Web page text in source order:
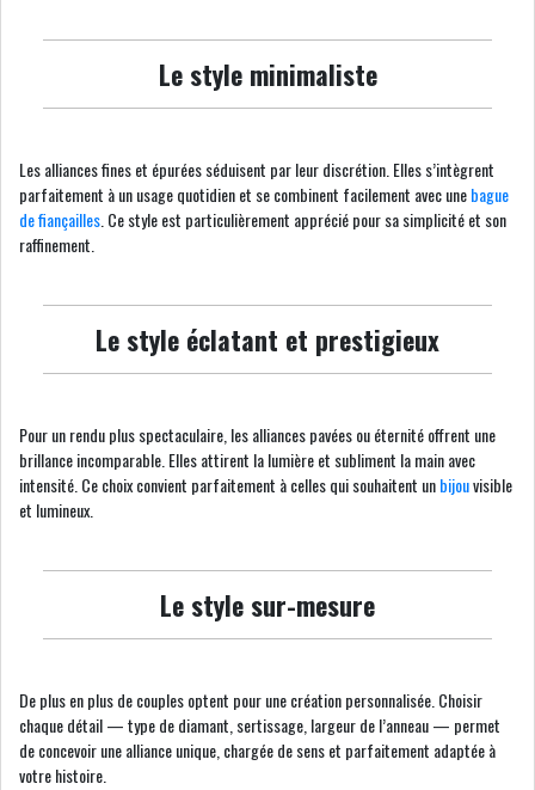
Le style minimaliste
Les alliances fines et épurées séduisent par leur discrétion. Elles s’intègrent
parfaitement à un usage quotidien et se combinent facilement avec unebague
de fiançailles . Ce style est particulièrement apprécié pour sa simplicité et son
raffinement.
Le style éclatant et prestigieux
Pour un rendu plus spectaculaire, les alliances pavées ou éternité offrent une
brillance incomparable. Elles attirent la lumière et subliment la main avec
intensité. Ce choix convient parfaitement à celles qui souhaitent unbijouvisible
et lumineux.
Le style sur-mesure
De plus en plus de couples optent pour une création personnalisée. Choisir
chaque détail — type de diamant, sertissage, largeur de l’anneau — permet
de concevoir une alliance unique, chargée de sens et parfaitement adaptée à
votre histoire.